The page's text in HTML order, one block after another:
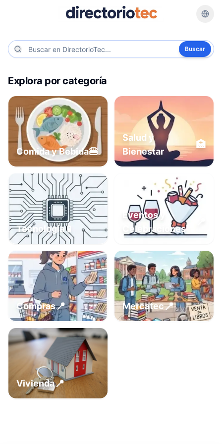
Buscar
Explora por categoría
Comida y Bebida🍔
Salud y
Bienestar
🏥
Tecnología📱
Eventos y
Celebraciones
Compras📍 Mercatec📍
Vivienda📍